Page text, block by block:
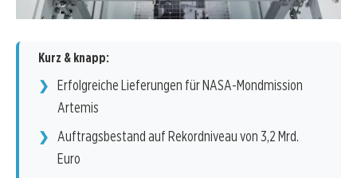
Kurz & knapp:
Erfolgreiche Lieferungen für NASA-Mondmission
Artemis
Auftragsbestand auf Rekordniveau von 3,2 Mrd.
Euro